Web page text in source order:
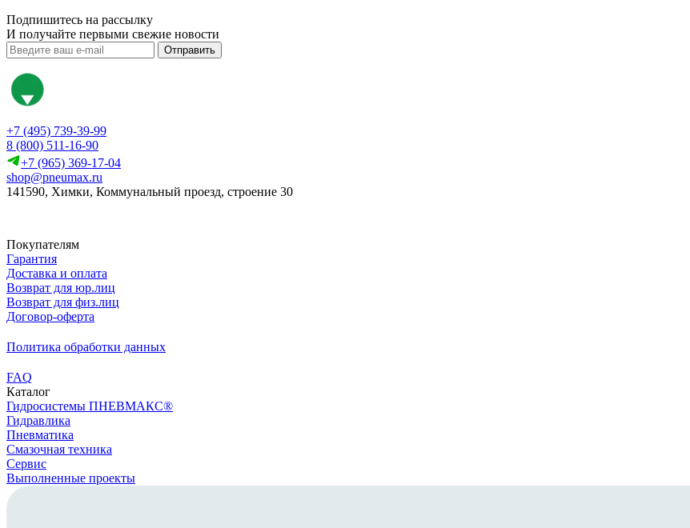
Подпишитесь на рассылку
И получайте первыми свежие новости
Отправить
+7 (495) 739-39-99
8 (800) 511-16-90
+7 (965) 369-17-04
shop@pneumax.ru
141590, Химки, Коммунальный проезд, строение 30
Покупателям
Гарантия
Доставка и оплата
Возврат для юр.лиц
Возврат для физ.лиц
Договор-оферта
Политика обработки данных
FAQ
Каталог
Гидросистемы ПНЕВМАКС®
Гидравлика
Пневматика
Смазочная техника
Сервис
Выполненные проекты